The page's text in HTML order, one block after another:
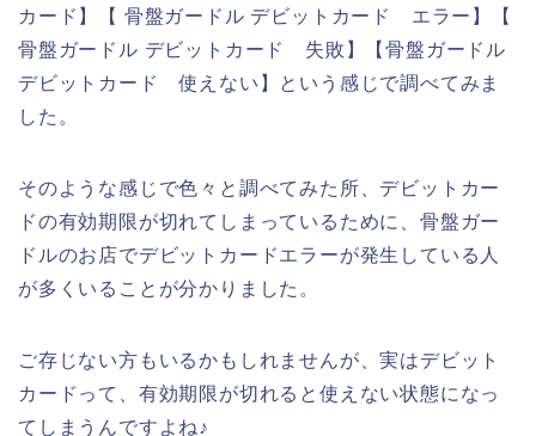
カード】【 骨盤ガードル デビットカード エラー】【
骨盤ガードル デビットカード 失敗】【骨盤ガードル
デビットカード 使えない】という感じで調べてみま
した。
そのような感じで色々と調べてみた所、デビットカー
ドの有効期限が切れてしまっているために、骨盤ガー
ドルのお店でデビットカードエラーが発生している人
が多くいることが分かりました。
ご存じない方もいるかもしれませんが、実はデビット
カードって、有効期限が切れると使えない状態になっ
てしまうんですよね♪